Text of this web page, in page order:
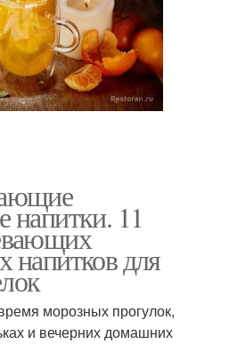
напитки. 11
напитков для
морозных прогулок,
и вечерних домашних